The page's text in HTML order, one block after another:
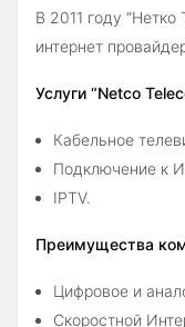
В 2011 году
интернет
Услуги “Netco
Кабельное
Подключение к
IPTV.
Преимущества
Цифровое и
Скоростной